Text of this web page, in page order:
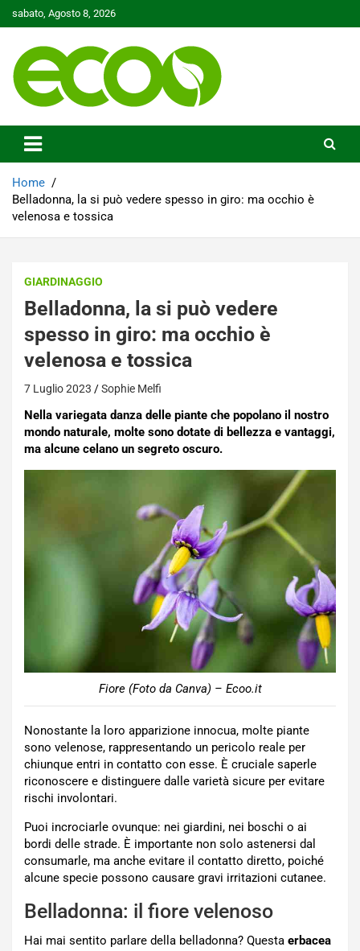
to
sabato, Agosto 8, 2026
Ecoo.it
Home
Belladonna, la si può vedere spesso in giro: ma occhio è
velenosa e tossica
GIARDINAGGIO
Belladonna, la si può vedere
spesso in giro: ma occhio è
velenosa e tossica
7 Luglio 2023 Sophie Melfi
Nella variegata danza delle piante che popolano il nostro
mondo naturale, molte sono dotate di bellezza e vantaggi,
ma alcune celano un segreto oscuro.
Fiore (Foto da Canva) – Ecoo.it
Nonostante la loro apparizione innocua, molte piante
sono velenose, rappresentando un pericolo reale per
chiunque entri in contatto con esse. È cruciale saperle
riconoscere e distinguere dalle varietà sicure per evitare
rischi involontari.
Puoi incrociarle ovunque: nei giardini, nei boschi o ai
bordi delle strade. È importante non solo astenersi dal
consumarle, ma anche evitare il contatto diretto, poiché
alcune specie possono causare gravi irritazioni cutanee.
Belladonna: il fiore velenoso
Hai mai sentito parlare della belladonna? Questa erbacea